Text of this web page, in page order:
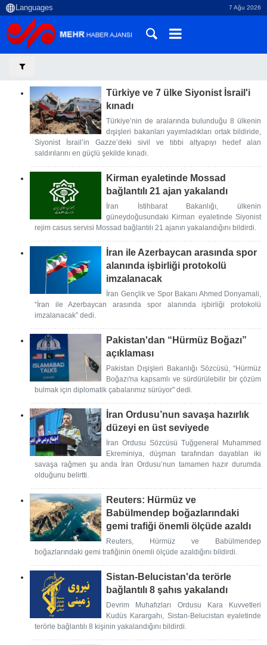
7 Ağu 2026
Türkiye ve 7 ülke Siyonist İsrail'i
kınadı
Türkiye’nin de aralarında bulunduğu 8 ülkenin
dışişleri bakanları yayımladıkları ortak bildiride,
Siyonist İsrail’in Gazze’deki sivil ve tıbbi altyapıyı hedef alan
saldırılarını en güçlü şekilde kınadı.
Kirman eyaletinde Mossad
bağlantılı 21 ajan yakalandı
İran İstihbarat Bakanlığı, ülkenin
güneydoğusundaki Kirman eyaletinde Siyonist
rejim casus servisi Mossad bağlantılı 21 ajanın yakalandığını bildirdi.
İran ile Azerbaycan arasında spor
alanında işbirliği protokolü
imzalanacak
İran Gençlik ve Spor Bakanı Ahmed Donyamali,
“İran ile Azerbaycan arasında spor alanında işbirliği protokolü
imzalanacak” dedi.
Pakistan'dan “Hürmüz Boğazı”
açıklaması
Pakistan Dışişleri Bakanlığı Sözcüsü, “Hürmüz
Boğazı'na kapsamlı ve sürdürülebilir bir çözüm
bulmak için diplomatik çabalarımız sürüyor" dedi.
İran Ordusu’nun savaşa hazırlık
düzeyi en üst seviyede
İran Ordusu Sözcüsü Tuğgeneral Muhammed
Ekreminiya, düşman tarafından dayatılan iki
savaşa rağmen şu anda İran Ordusu’nun tamamen hazır durumda
olduğunu belirtti.
Reuters: Hürmüz ve
Babülmendep boğazlarındaki
gemi trafiği önemli ölçüde azaldı
Reuters, Hürmüz ve Babülmendep
boğazlarındaki gemi trafiğinin önemli ölçüde azaldığını bildirdi.
Sistan-Belucistan'da terörle
bağlantılı 8 şahıs yakalandı
Devrim Muhafızları Ordusu Kara Kuvvetleri
Kudüs Karargahı, Sistan-Belucistan eyaletinde
terörle bağlantılı 8 kişinin yakalandığını bildirdi.